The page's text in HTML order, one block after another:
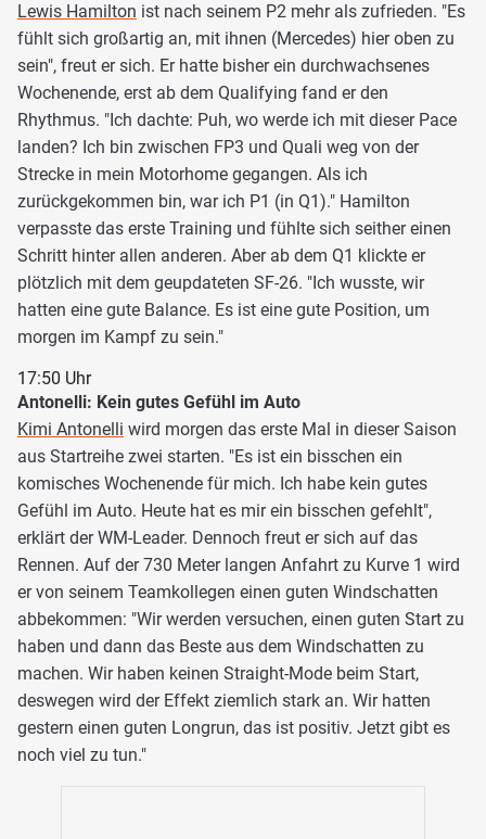
Lewis Hamilton ist nach seinem P2 mehr als zufrieden. "Es
fühlt sich großartig an, mit ihnen (Mercedes) hier oben zu
sein", freut er sich. Er hatte bisher ein durchwachsenes
Wochenende, erst ab dem Qualifying fand er den
Rhythmus. "Ich dachte: Puh, wo werde ich mit dieser Pace
landen? Ich bin zwischen FP3 und Quali weg von der
Strecke in mein Motorhome gegangen. Als ich
zurückgekommen bin, war ich P1 (in Q1)." Hamilton
verpasste das erste Training und fühlte sich seither einen
Schritt hinter allen anderen. Aber ab dem Q1 klickte er
plötzlich mit dem geupdateten SF-26. "Ich wusste, wir
hatten eine gute Balance. Es ist eine gute Position, um
morgen im Kampf zu sein."
17:50 Uhr
Antonelli: Kein gutes Gefühl im Auto
Kimi Antonelli wird morgen das erste Mal in dieser Saison
aus Startreihe zwei starten. "Es ist ein bisschen ein
komisches Wochenende für mich. Ich habe kein gutes
Gefühl im Auto. Heute hat es mir ein bisschen gefehlt",
erklärt der WM-Leader. Dennoch freut er sich auf das
Rennen. Auf der 730 Meter langen Anfahrt zu Kurve 1 wird
er von seinem Teamkollegen einen guten Windschatten
abbekommen: "Wir werden versuchen, einen guten Start zu
haben und dann das Beste aus dem Windschatten zu
machen. Wir haben keinen Straight-Mode beim Start,
deswegen wird der Effekt ziemlich stark an. Wir hatten
gestern einen guten Longrun, das ist positiv. Jetzt gibt es
noch viel zu tun."